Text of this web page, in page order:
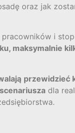
oraz jak
i
maksymalnie
przewidzieć
dla